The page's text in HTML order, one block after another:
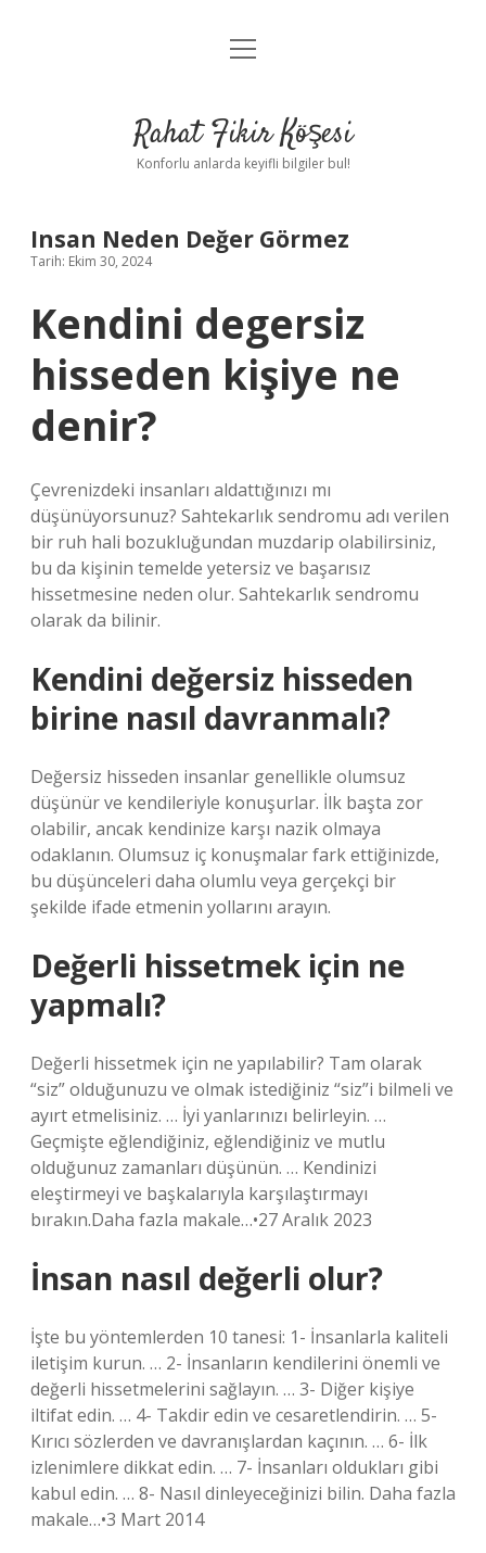
Anasayfa
Yasal Uyarı
menüyü
Rahat Fikir Köşesi
Konforlu anlarda keyifli bilgiler bul!
Insan Neden Değer Görmez
Tarih: Ekim 30, 2024
Kendini degersiz
hisseden kişiye ne
denir?
Çevrenizdeki insanları aldattığınızı mı
düşünüyorsunuz? Sahtekarlık sendromu adı verilen
bir ruh hali bozukluğundan muzdarip olabilirsiniz,
bu da kişinin temelde yetersiz ve başarısız
hissetmesine neden olur. Sahtekarlık sendromu
olarak da bilinir.
Kendini değersiz hisseden
birine nasıl davranmalı?
Değersiz hisseden insanlar genellikle olumsuz
düşünür ve kendileriyle konuşurlar. İlk başta zor
olabilir, ancak kendinize karşı nazik olmaya
odaklanın. Olumsuz iç konuşmalar fark ettiğinizde,
bu düşünceleri daha olumlu veya gerçekçi bir
şekilde ifade etmenin yollarını arayın.
Değerli hissetmek için ne
yapmalı?
Değerli hissetmek için ne yapılabilir? Tam olarak
“siz” olduğunuzu ve olmak istediğiniz “siz”i bilmeli ve
ayırt etmelisiniz. … İyi yanlarınızı belirleyin. …
Geçmişte eğlendiğiniz, eğlendiğiniz ve mutlu
olduğunuz zamanları düşünün. … Kendinizi
eleştirmeyi ve başkalarıyla karşılaştırmayı
bırakın.Daha fazla makale…•27 Aralık 2023
İnsan nasıl değerli olur?
İşte bu yöntemlerden 10 tanesi: 1- İnsanlarla kaliteli
iletişim kurun. … 2- İnsanların kendilerini önemli ve
değerli hissetmelerini sağlayın. … 3- Diğer kişiye
iltifat edin. … 4- Takdir edin ve cesaretlendirin. … 5-
Kırıcı sözlerden ve davranışlardan kaçının. … 6- İlk
izlenimlere dikkat edin. … 7- İnsanları oldukları gibi
kabul edin. … 8- Nasıl dinleyeceğinizi bilin. Daha fazla
makale…•3 Mart 2014